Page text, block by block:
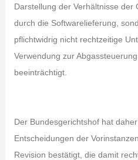
Darstellung der Verhältnisse der
durch die Softwarelieferung,
pflichtwidrig nicht rechtzeitige
Verwendung zur
beeinträchtigt.
Der Bundesgerichtshof hat
Entscheidungen der
Revision bestätigt, die damit